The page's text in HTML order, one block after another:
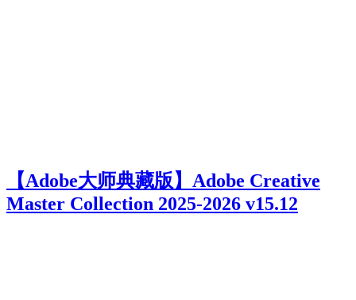
【Adobe大师典藏版】Adobe Creative
Master Collection 2025-2026 v15.12